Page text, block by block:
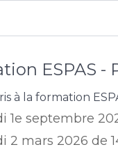
ESPAS -
à la formation
1e septembre
2 mars 2026 de